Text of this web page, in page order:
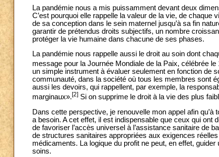
La pandémie nous a mis puissamment devant deux
C’est pourquoi elle rappelle la valeur de la vie, de
de sa conception dans le sein maternel jusqu’à sa fin
garantir de prétendus droits subjectifs, un nombre
protéger la vie humaine dans chacune de ses phases.
La pandémie nous rappelle aussi le droit au soin dont
message pour la Journée Mondiale de la Paix, célébrée le
un simple instrument à évaluer seulement en fonction de
communauté, dans la société où tous les membres sont
aussi les devoirs, qui rappellent, par exemple, la
marginaux».[2] Si on supprime le droit à la vie des plus
Dans cette perspective, je renouvelle mon appel afin
a besoin. A cet effet, il est indispensable que ceux qui ont
de favoriser l’accès universel à l’assistance sanitaire de
de structures sanitaires appropriées aux exigences
médicaments. La logique du profit ne peut, en effet,
soins.